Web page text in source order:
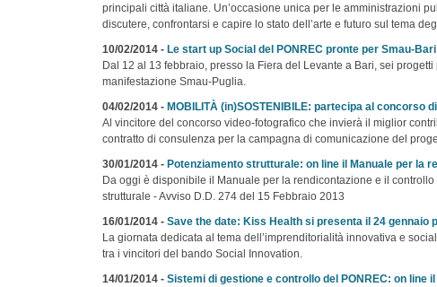
principali città italiane. Un’occasione unica per le amministrazioni
discutere, confrontarsi e capire lo stato dell’arte e futuro sul tema
10/02/2014 - Le start up Social del PONREC pronte per Smau-Bari
Dal 12 al 13 febbraio, presso la Fiera del Levante a Bari, sei
manifestazione Smau-Puglia.
04/02/2014 - MOBILITÀ (in)SOSTENIBILE: partecipa al concorso
Al vincitore del concorso video-fotografico che invierà il miglior
contratto di consulenza per la campagna di comunicazione del
30/01/2014 - Potenziamento strutturale: on line il Manuale per la
Da oggi è disponibile il Manuale per la rendicontazione e il
strutturale - Avviso D.D. 274 del 15 Febbraio 2013
16/01/2014 - Save the date: Kiss Health si presenta il 24 gennaio
La giornata dedicata al tema dell’imprenditorialità innovativa e
tra i vincitori del bando Social Innovation.
14/01/2014 - Sistemi di gestione e controllo del PONREC: on line